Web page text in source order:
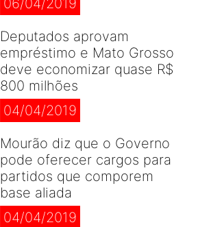
06/04/2019
Deputados aprovam
empréstimo e Mato Grosso
deve economizar quase R$
800 milhões
04/04/2019
Mourão diz que o Governo
pode oferecer cargos para
partidos que comporem
base aliada
04/04/2019